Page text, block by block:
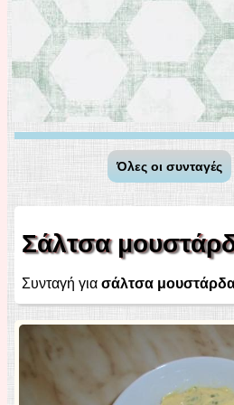
Όλες οι συνταγές
Σάλτσα
Συνταγή για σάλτσα